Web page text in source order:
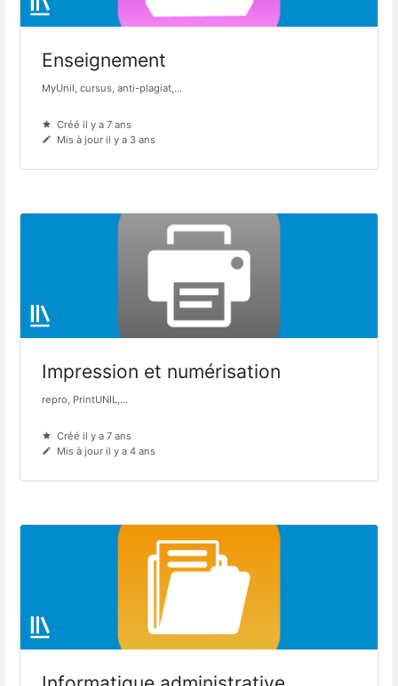
Enseignement
MyUnil, cursus, anti-plagiat,...
Créé il y a 7 ans
Mis à jour il y a 3 ans
Impression et numérisation
repro, PrintUNIL,...
Créé il y a 7 ans
Mis à jour il y a 4 ans